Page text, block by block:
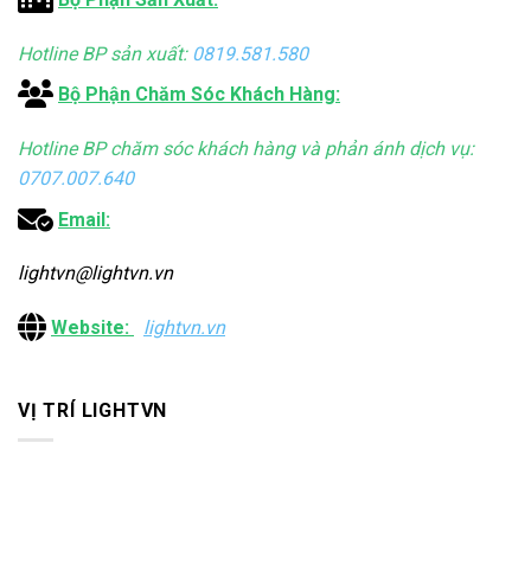
Hotline BP sản xuất: 0819.581.580
Bộ Phận Chăm Sóc Khách Hàng:
Hotline BP chăm sóc khách hàng và phản ánh dịch vụ:
0707.007.640
Email:
lightvn@lightvn.vn
Website: lightvn.vn
VỊ TRÍ LIGHTVN